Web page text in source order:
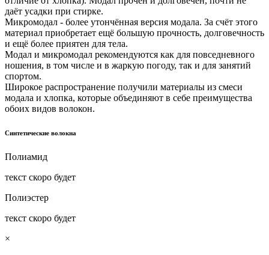
даёт усадки при стирке.
Микромодал - более утончённая версия модала. За счёт этого
материал приобретает ещё большую прочность, долговечность
и ещё более приятен для тела.
Модал и микромодал рекомендуются как для повседневного
ношения, в том числе и в жаркую погоду, так и для занятий
спортом.
Широкое распространение получили материалы из смеси
модала и хлопка, которые объединяют в себе преимущества
обоих видов волокон.
Синтетические волокна
Полиамид
текст скоро будет
Полиэстер
текст скоро будет
×